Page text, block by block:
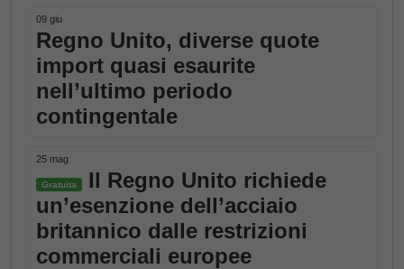
09 giu
Regno Unito, diverse quote
import quasi esaurite
nell’ultimo periodo
contingentale
25 mag
Gratuita
Il Regno Unito richiede
un’esenzione dell’acciaio
britannico dalle restrizioni
commerciali europee